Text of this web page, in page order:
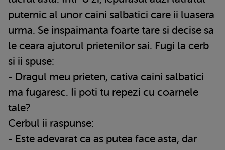
puternic al unor caini salbatici care ii luasera
urma. Se inspaimanta foarte tare si decise sa
le ceara ajutorul prietenilor sai. Fugi la cerb
si ii spuse:
- Dragul meu prieten, cativa caini salbatici
ma fugaresc. Ii poti tu repezi cu coarnele
tale?
Cerbul ii raspunse:
- Este adevarat ca as putea face asta, dar